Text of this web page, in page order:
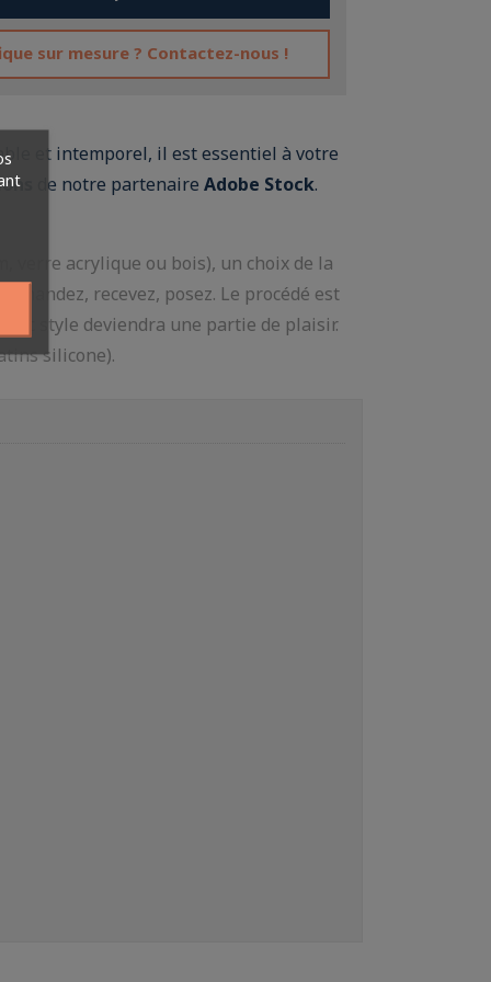
sur mesure ? Contactez-nous !
et intemporel, il est essentiel à votre
de notre partenaire Adobe Stock.
verre acrylique ou bois), un choix de la
recevez, posez. Le procédé est
style deviendra une partie de plaisir.
silicone).